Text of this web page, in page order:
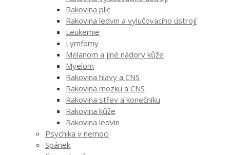
Rakovina plic
Rakovina ledvin a vylučovacího ústrojí
Leukemie
Lymfomy
Melanom a jiné nádory kůže
Myelom
Rakovina hlavy a CNS
Rakovina mozku a CNS
Rakovina střev a konečníku
Rakovina kůže
Rakovina ledvin
Psychika v nemoci
Spánek